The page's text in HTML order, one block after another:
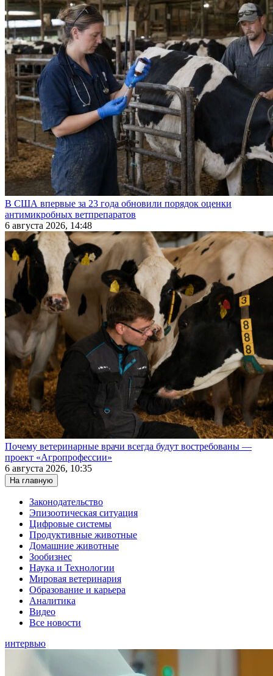
В США впервые за 23 года обновили порядок оценки
антимикробных ветпрепаратов
6 августа 2026, 14:48
Почему ветеринарные врачи всегда будут востребованы —
проект «Агропрофессии»
6 августа 2026, 10:35
На главную
Законодательство
Эпизоотическая ситуация
Цифровые системы
Продуктивные животные
Домашние животные
Зообизнес
Наука и Технологии
Мировая ветеринария
Образование и карьера
Аналитика
Видео
Все новости
интервью